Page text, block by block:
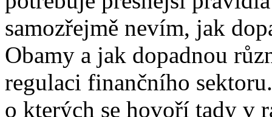
samozřejmě nevím, jak
Obamy a jak dopadnou
regulaci finančního
o kterých se hovoří tady v